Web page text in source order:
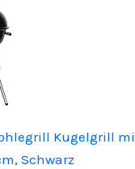
Kugelgrill
Schwarz